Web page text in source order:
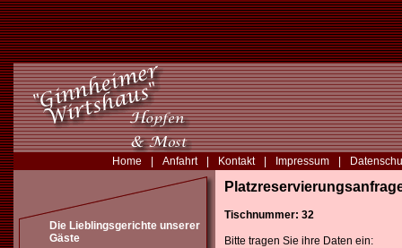
Home Anfahrt Kontakt Impressum
Die Lieblingsgerichte unserer
Gäste
Tischnummer: 32
Bitte tragen Sie ihre Daten ein: